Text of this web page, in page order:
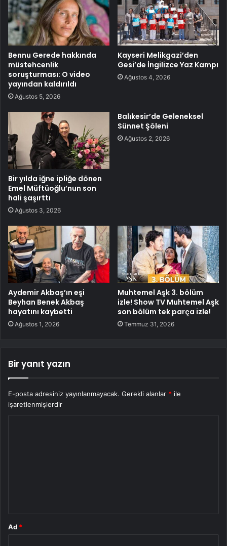
Bennu Gerede hakkında
müstehcenlik
soruşturması: O video
yayından kaldırıldı
Ağustos 5, 2026
Kayseri Melikgazi’den
Gesi’de İngilizce Yaz Kampı
Ağustos 4, 2026
Bir yılda iğne ipliğe dönen
Emel Müftüoğlu’nun son
hali şaşırttı
Ağustos 3, 2026
Balıkesir’de Geleneksel
Sünnet Şöleni
Ağustos 2, 2026
Aydemir Akbaş’ın eşi
Beyhan Benek Akbaş
hayatını kaybetti
Ağustos 1, 2026
Muhtemel Aşk 3. bölüm
izle! Show TV Muhtemel Aşk
son bölüm tek parça izle!
Temmuz 31, 2026
Bir yanıt yazın
E-posta adresiniz yayınlanmayacak. Gerekli alanlar * ile
işaretlenmişlerdir
Ad *